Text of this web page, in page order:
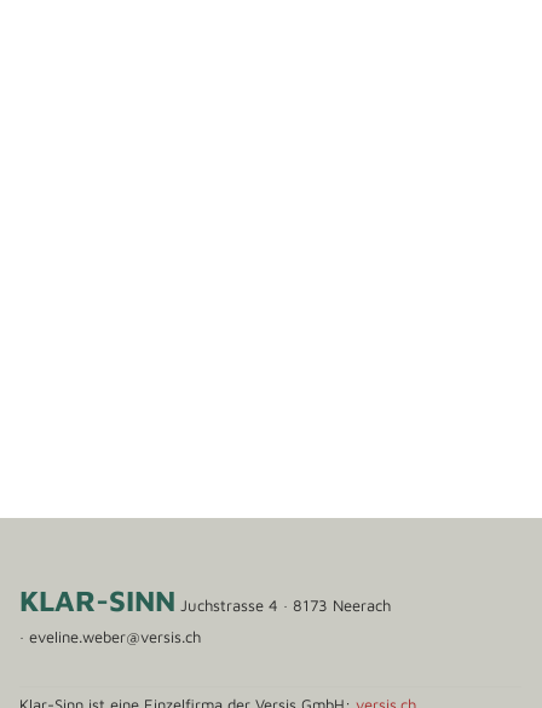
​KLAR-SINN ​Juchstrasse 4 · 8173 Neerach
·eveline.weber@versis.ch